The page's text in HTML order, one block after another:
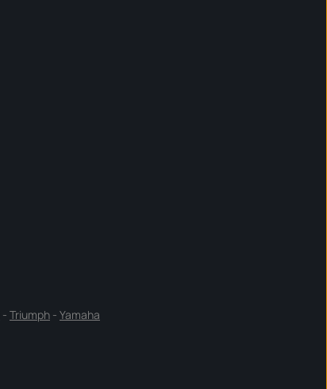
- Triumph - Yamaha